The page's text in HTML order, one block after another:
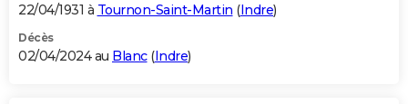
22/04/1931 à Tournon-Saint-Martin (Indre)
Décès
02/04/2024 au Blanc(Indre)